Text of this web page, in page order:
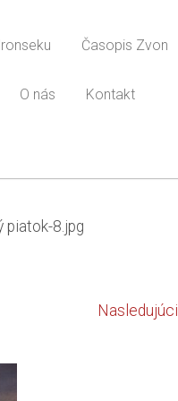
Časopis Zvon
O nás Kontakt
piatok-8.jpg
Nasledujúci